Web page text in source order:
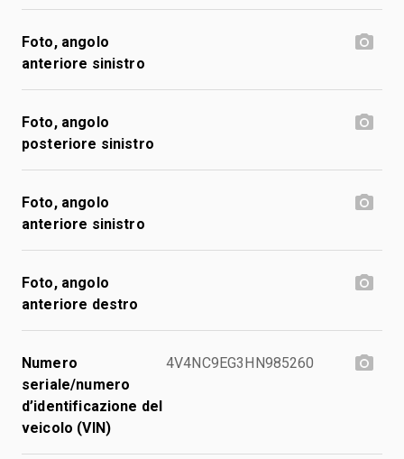
Foto, angolo
anteriore sinistro
Foto, angolo
posteriore sinistro
Foto, angolo
anteriore sinistro
Foto, angolo
anteriore destro
Numero
seriale/numero
d’identificazione del
veicolo (VIN)
4V4NC9EG3HN985260